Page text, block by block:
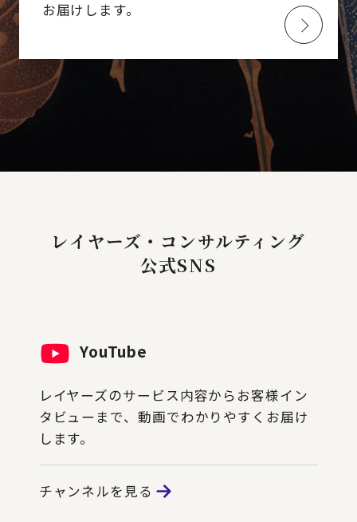
お届けします。
レイヤーズ・コンサルティング
公式SNS
YouTube
レイヤーズのサービス内容からお客様イン
タビューまで、動画でわかりやすくお届け
します。
チャンネルを見る